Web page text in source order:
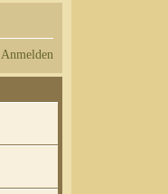
Anmelden